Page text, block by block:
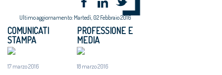
Ultimo aggiornamento: Martedì, 02 Febbraio 2016
COMUNICATI
STAMPA
17 marzo 2016
PROFESSIONE E
MEDIA
18 marzo 2016